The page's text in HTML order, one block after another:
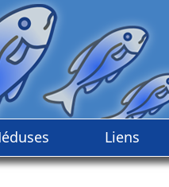
Liens